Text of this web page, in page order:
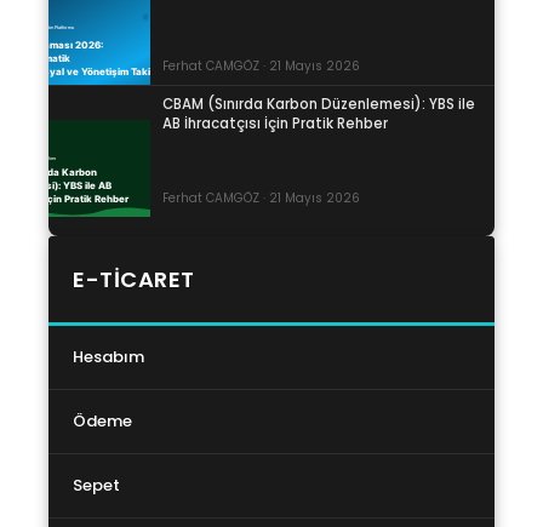
Ferhat CAMGÖZ · 21 Mayıs 2026
CBAM (Sınırda Karbon Düzenlemesi): YBS ile
AB İhracatçısı İçin Pratik Rehber
Ferhat CAMGÖZ · 21 Mayıs 2026
E-TICARET
Hesabım
Ödeme
Sepet